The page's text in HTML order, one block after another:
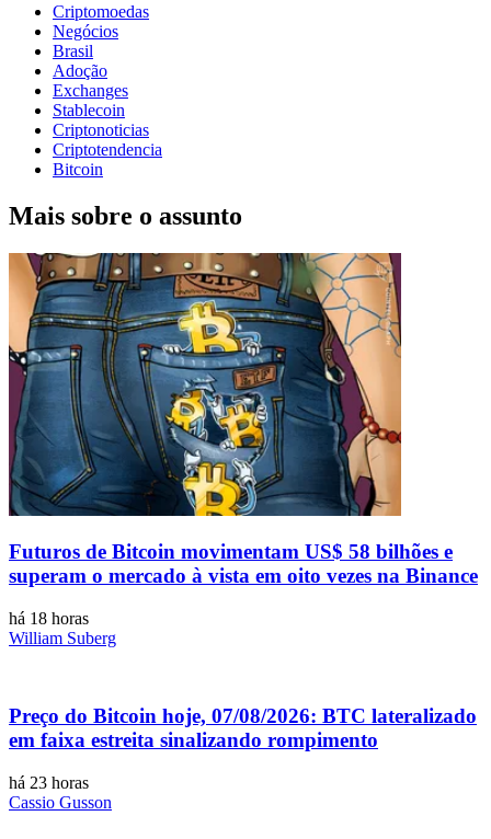
Criptomoedas
Negócios
Brasil
Adoção
Exchanges
Stablecoin
Criptonoticias
Criptotendencia
Bitcoin
Mais sobre o assunto
Futuros de Bitcoin movimentam US$ 58 bilhões e
superam o mercado à vista em oito vezes na Binance
há 18 horas
William Suberg
Preço do Bitcoin hoje, 07/08/2026: BTC lateralizado
em faixa estreita sinalizando rompimento
há 23 horas
Cassio Gusson